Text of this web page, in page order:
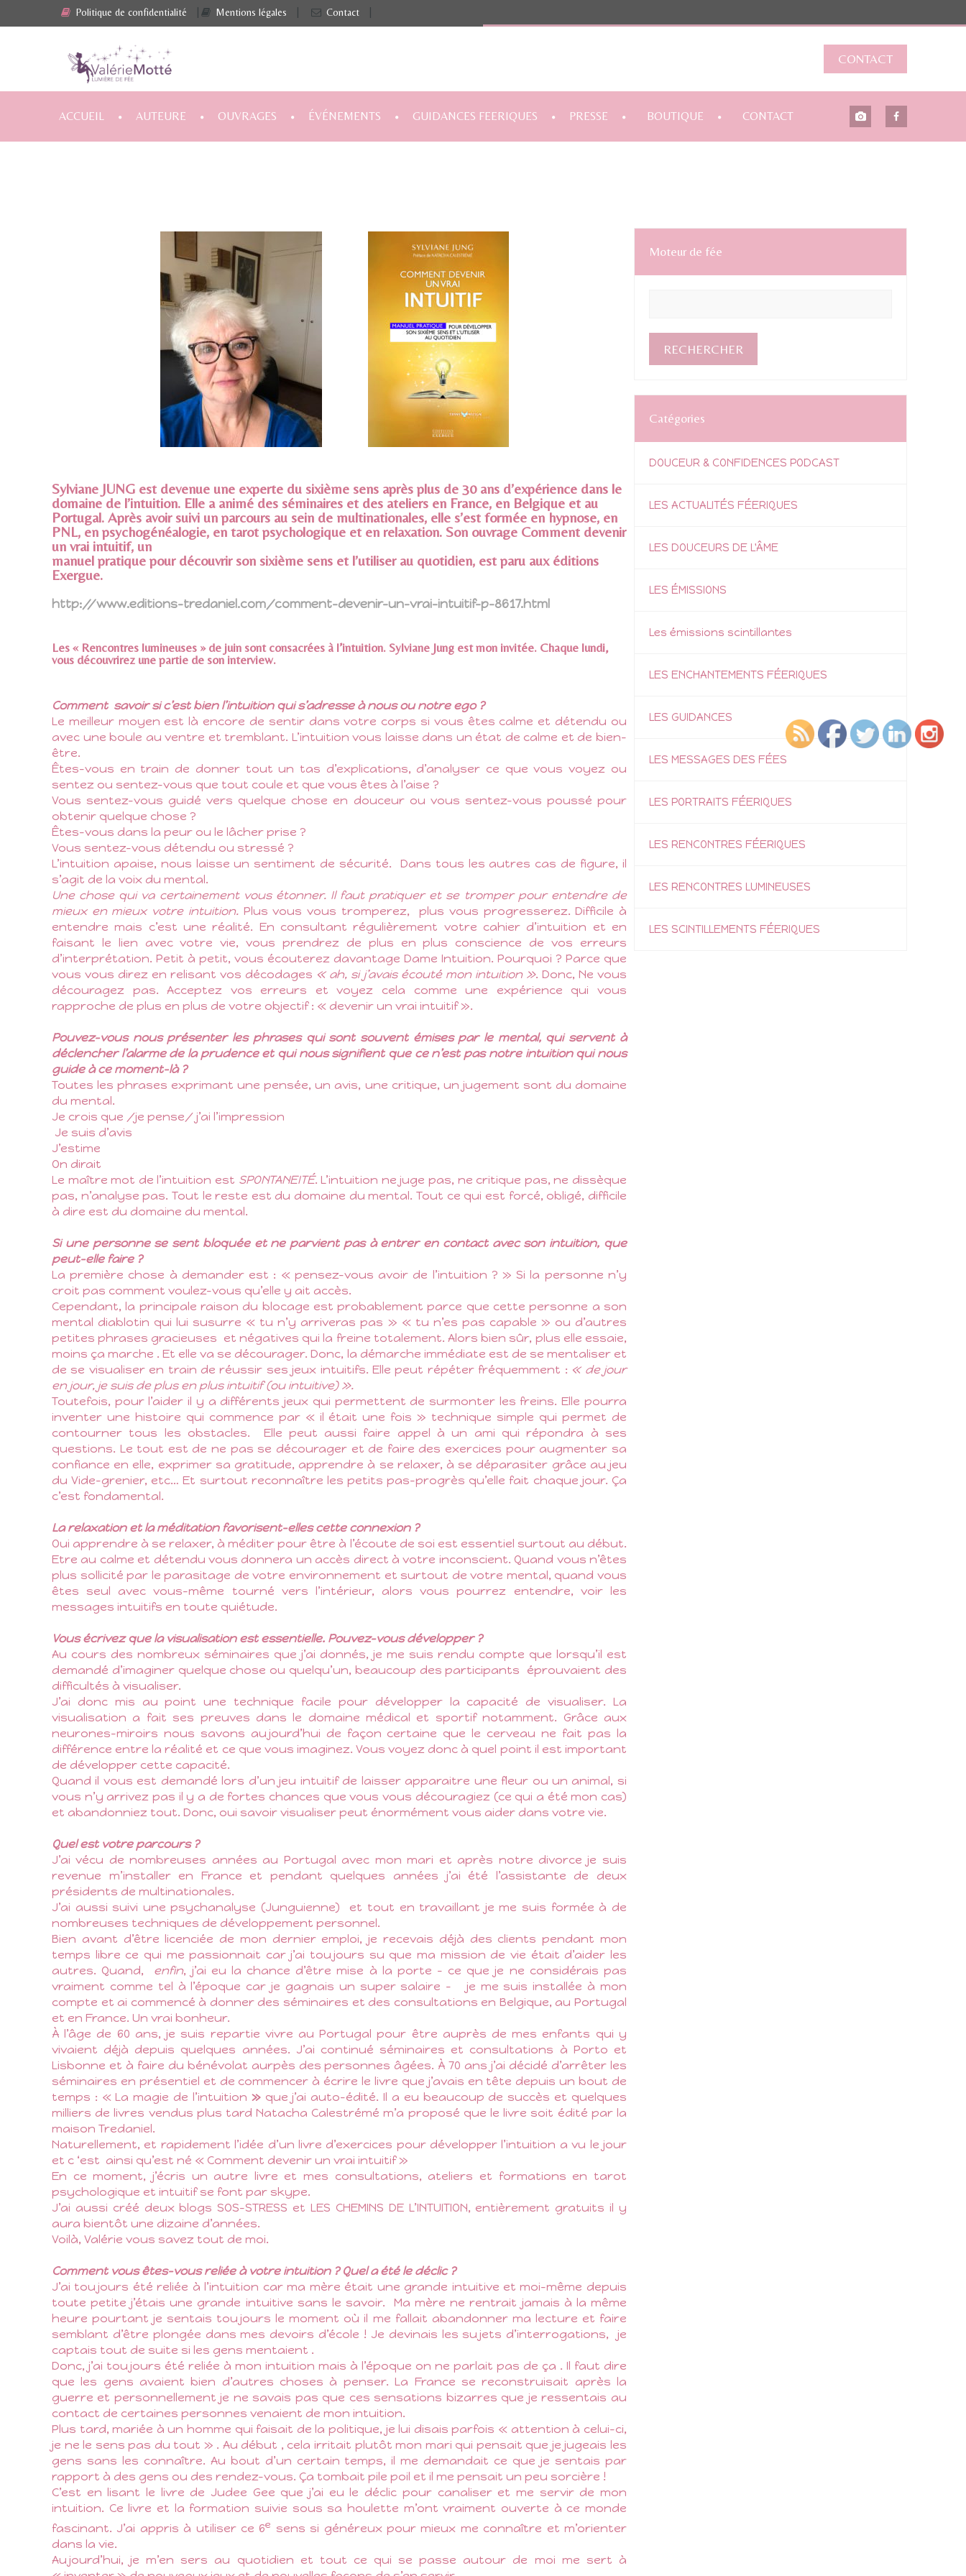
Politique de confidentialité Mentions légales Contact
CONTACT
ACCUEIL AUTEURE OUVRAGES ÉVÉNEMENTS GUIDANCES FEERIQUES PRESSE BOUTIQUE CONTACT
Sylviane JUNG est devenue une experte du sixième sens après plus de 30 ans d’expérience dans le
domaine de l’intuition. Elle a animé des séminaires et des ateliers en France, en Belgique et au
Portugal. Après avoir suivi un parcours au sein de multinationales, elle s’est formée en hypnose, en
PNL, en psychogénéalogie, en tarot psychologique et en relaxation. Son ouvrage Comment devenir
un vrai intuitif, un
manuel pratique pour découvrir son sixième sens et l’utiliser au quotidien, est paru aux éditions
Exergue.
http://www.editions-tredaniel.com/comment-devenir-un-vrai-intuitif-p-8617.html
Les « Rencontres lumineuses » de juin sont consacrées à l’intuition. Sylviane Jung est mon invitée. Chaque lundi,
vous découvrirez une partie de son interview.
Comment savoir si c’est bien l’intuition qui s’adresse à nous ou notre ego ?
Le meilleur moyen est là encore de sentir dans votre corps si vous êtes calme et détendu ou
avec une boule au ventre et tremblant. L’intuition vous laisse dans un état de calme et de bien-
être.
Êtes-vous en train de donner tout un tas d’explications, d’analyser ce que vous voyez ou
sentez ou sentez-vous que tout coule et que vous êtes à l’aise ?
Vous sentez-vous guidé vers quelque chose en douceur ou vous sentez-vous poussé pour
obtenir quelque chose ?
Êtes-vous dans la peur ou le lâcher prise ?
Vous sentez-vous détendu ou stressé ?
L’intuition apaise, nous laisse un sentiment de sécurité.
Dans tous les autres cas de figure, il
s’agit de la voix du mental.
Une chose qui va certainement vous étonner. Il faut pratiquer et se tromper pour entendre de
mieux en mieux votre intuition.Plus vous vous tromperez,
plus vous progresserez. Difficile à
entendre mais c’est une réalité. En consultant régulièrement votre cahier d’intuition et en
faisant le lien avec votre vie, vous prendrez de plus en plus conscience de vos erreurs
d’interprétation. Petit à petit, vous écouterez davantage Dame Intuition. Pourquoi ? Parce que
vous vous direz en relisant vos décodages « ah, si j’avais écouté mon intuition ». Donc, Ne vous
découragez pas. Acceptez vos erreurs et voyez cela comme une expérience qui vous
rapproche de plus en plus de votre objectif : « devenir un vrai intuitif ».
Pouvez-vous nous présenter les phrases qui sont souvent émises par le mental, qui servent à
déclencher l’alarme de la prudence et qui nous signifient que ce n’est pas notre intuition qui nous
guide à ce moment-là ?
Toutes les phrases exprimant une pensée, un avis, une critique, un jugement sont du domaine
du mental.
Je crois que /je pense/ j’ai l’impression
Je suis d’avis
J’estime
On dirait
Le maître mot de l’intuition est SPONTANEITÉ. L’intuition ne juge pas, ne critique pas, ne dissèque
pas, n’analyse pas. Tout le reste est du domaine du mental. Tout ce qui est forcé, obligé, difficile
à dire est du domaine du mental.
Si une personne se sent bloquée et ne parvient pas à entrer en contact avec son intuition, que
peut-elle faire ?
La première chose à demander est : « pensez-vous avoir de l’intuition ? » Si la personne n’y
croit pas comment voulez-vous qu’elle y ait accès.
Cependant, la principale raison du blocage est probablement parce que cette personne a son
mental diablotin qui lui susurre « tu n’y arriveras pas » « tu n’es pas capable » ou d’autres
petites phrases gracieuses et négatives qui la freine totalement. Alors bien sûr, plus elle essaie,
moins ça marche . Et elle va se décourager. Donc, la démarche immédiate est de se mentaliser et
de se visualiser en train de réussir ses jeux intuitifs. Elle peut répéter fréquemment : « de jour
en jour, je suis de plus en plus intuitif (ou intuitive) ».
Toutefois, pour l’aider il y a différents jeux qui permettent de surmonter les freins. Elle pourra
inventer une histoire qui commence par « il était une fois » technique simple qui permet de
contourner tous les obstacles.
Elle peut aussi faire appel à un ami qui répondra à ses
questions. Le tout est de ne pas se décourager et de faire des exercices pour augmenter sa
confiance en elle, exprimer sa gratitude, apprendre à se relaxer, à se déparasiter grâce au jeu
du Vide-grenier, etc… Et surtout reconnaître les petits pas-progrès qu’elle fait chaque jour. Ça
c’est fondamental.
La relaxation et la méditation favorisent-elles cette connexion ?
Oui apprendre à se relaxer, à méditer pour être à l’écoute de soi est essentiel surtout au début.
Etre au calme et détendu vous donnera un accès direct à votre inconscient. Quand vous n’êtes
plus sollicité par le parasitage de votre environnement et surtout de votre mental, quand vous
êtes seul avec vous-même tourné vers l’intérieur, alors vous pourrez entendre, voir les
messages intuitifs en toute quiétude.
Vous écrivez que la visualisation est essentielle. Pouvez-vous développer ?
Au cours des nombreux séminaires que j’ai donnés, je me suis rendu compte que lorsqu’il est
demandé d’imaginer quelque chose ou quelqu’un, beaucoup des participants
éprouvaient des
difficultés à visualiser.
J’ai donc mis au point une technique facile pour développer la capacité de visualiser. La
visualisation a fait ses preuves dans le domaine médical et sportif notamment. Grâce aux
neurones-miroirs nous savons aujourd’hui de façon certaine que le cerveau ne fait pas la
différence entre la réalité et ce que vous imaginez. Vous voyez donc à quel point il est important
de développer cette capacité.
Quand il vous est demandé lors d’un jeu intuitif de laisser apparaitre une fleur ou un animal, si
vous n’y arrivez pas il y a de fortes chances que vous vous découragiez (ce qui a été mon cas)
et abandonniez tout. Donc, oui savoir visualiser peut énormément vous aider dans votre vie.
Quel est votre parcours ?
J’ai vécu de nombreuses années au Portugal avec mon mari et après notre divorce je suis
revenue m’installer en France et pendant quelques années j’ai été l’assistante de deux
présidents de multinationales.
J’ai aussi suivi une psychanalyse (Junguienne)
et tout en travaillant je me suis formée à de
nombreuses techniques de développement personnel.
Bien avant d’être licenciée de mon dernier emploi, je recevais déjà des clients pendant mon
temps libre ce qui me passionnait car j’ai toujours su que ma mission de vie était d’aider les
autres. Quand,
enfin, j’ai eu la chance d’être mise à la porte – ce que je ne considérais pas
vraiment comme tel à l’époque car je gagnais un super salaire –
je me suis installée à mon
compte et ai commencé à donner des séminaires et des consultations en Belgique, au Portugal
et en France. Un vrai bonheur.
À l’âge de 60 ans, je suis repartie vivre au Portugal pour être auprès de mes enfants qui y
vivaient déjà depuis quelques années. J’ai continué séminaires et consultations à Porto et
Lisbonne et à faire du bénévolat aurpès des personnes âgées. À 70 ans j’ai décidé d’arrêter les
séminaires en présentiel et de commencer à écrire le livre que j’avais en tête depuis un bout de
temps : « La magie de l’intuition »que j’ai auto-édité. Il a eu beaucoup de succès et quelques
milliers de livres vendus plus tard Natacha Calestrémé m’a proposé que le livre soit édité par la
maison Tredaniel.
Naturellement, et rapidement l’idée d’un livre d’exercices pour développer l’intuition a vu le jour
et c ‘est ainsi qu’est né « Comment devenir un vrai intuitif »
En ce moment, j’écris un autre livre et mes consultations, ateliers et formations en tarot
psychologique et intuitif se font par skype.
J’ai aussi créé deux blogs SOS-STRESS et LES CHEMINS DE L’INTUITION, entièrement gratuits il y
aura bientôt une dizaine d’années.
Voilà, Valérie vous savez tout de moi.
Comment vous êtes-vous reliée à votre intuition ? Quel a été le déclic ?
J’ai toujours été reliée à l’intuition car ma mère était une grande intuitive et moi-même depuis
toute petite j’étais une grande intuitive sans le savoir.
Ma mère ne rentrait jamais à la même
heure pourtant je sentais toujours le moment où il me fallait abandonner ma lecture et faire
semblant d’être plongée dans mes devoirs d’école ! Je devinais les sujets d’interrogations,
je
captais tout de suite si les gens mentaient .
Donc, j’ai toujours été reliée à mon intuition mais à l’époque on ne parlait pas de ça . Il faut dire
que les gens avaient bien d’autres choses à penser. La France se reconstruisait après la
guerre et personnellement je ne savais pas que ces sensations bizarres que je ressentais au
contact de certaines personnes venaient de mon intuition.
Plus tard, mariée à un homme qui faisait de la politique, je lui disais parfois « attention à celui-ci,
je ne le sens pas du tout » . Au début , cela irritait plutôt mon mari qui pensait que je jugeais les
gens sans les connaître. Au bout d’un certain temps, il me demandait ce que je sentais par
rapport à des gens ou des rendez-vous. Ça tombait pile poil et il me pensait un peu sorcière !
C’est en lisant le livre de Judee Gee que j’ai eu le déclic pour canaliser et me servir de mon
intuition. Ce livre et la formation suivie sous sa houlette m’ont vraiment ouverte à ce monde
fascinant. J’ai appris à utiliser ce 6e sens si généreux pour mieux me connaître et m’orienter
dans la vie.
Aujourd’hui, je m’en sers au quotidien et tout ce qui se passe autour de moi me sert à
Moteur de fée
Catégories
DOUCEUR & CONFIDENCES PODCAST
LES ACTUALITÉS FÉERIQUES
LES DOUCEURS DE L'ÂME
LES ÉMISSIONS
Les émissions scintillantes
LES ENCHANTEMENTS FÉERIQUES
LES GUIDANCES
LES MESSAGES DES FÉES
LES PORTRAITS FÉERIQUES
LES RENCONTRES FÉERIQUES
LES RENCONTRES LUMINEUSES
LES SCINTILLEMENTS FÉERIQUES